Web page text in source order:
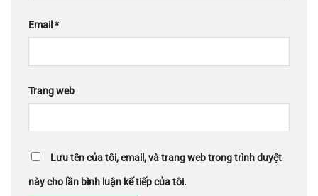
Email *
Trang web
Lưu tên của tôi, email, và trang web trong trình duyệt
này cho lần bình luận kế tiếp của tôi.